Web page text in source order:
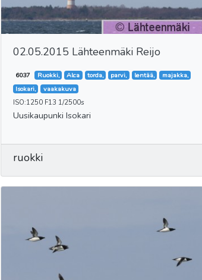
02.05.2015 Lähteenmäki Reijo
6037 Ruokki, Alca torda, parvi, lentää,
majakka,
Isokari,
vaakakuva
ISO:1250 F13 1/2500s
Uusikaupunki Isokari
ruokki